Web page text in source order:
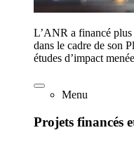
L’ANR a financé plus
dans le cadre de son
études d’impact
Menu
Projets financés